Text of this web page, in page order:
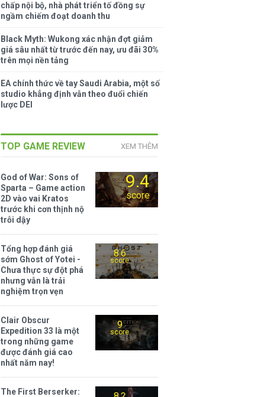
chấp nội bộ, nhà phát triển tố đồng sự
ngầm chiếm đoạt doanh thu
Black Myth: Wukong xác nhận đợt giảm
giá sâu nhất từ trước đến nay, ưu đãi 30%
trên mọi nền tảng
EA chính thức về tay Saudi Arabia, một số
studio khẳng định vẫn theo đuổi chiến
lược DEI
TOP GAME REVIEW XEM THÊM
9.4
score
God of War: Sons of
Sparta – Game action
2D vào vai Kratos
trước khi cơn thịnh nộ
trỗi dậy
8.6
score
Tổng hợp đánh giá
sớm Ghost of Yotei -
Chưa thực sự đột phá
nhưng vẫn là trải
nghiệm trọn vẹn
9
score
Clair Obscur
Expedition 33 là một
trong những game
được đánh giá cao
nhất năm nay!
The First Berserker: